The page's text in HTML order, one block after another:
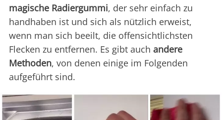
magische Radiergummi, der sehr einfach zu
handhaben ist und sich als nützlich erweist,
wenn man sich beeilt, die offensichtlichsten
Flecken zu entfernen. Es gibt auch andere
Methoden, von denen einige im Folgenden
aufgeführt sind.